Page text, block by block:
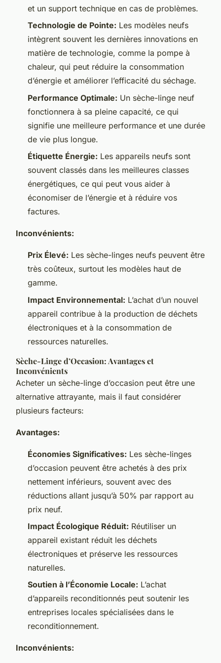
et un support technique en cas de problèmes.
Technologie de Pointe: Les modèles neufs
intègrent souvent les dernières innovations en
matière de technologie, comme la pompe à
chaleur, qui peut réduire la consommation
d’énergie et améliorer l’efficacité du séchage.
Performance Optimale: Un sèche-linge neuf
fonctionnera à sa pleine capacité, ce qui
signifie une meilleure performance et une durée
de vie plus longue.
Étiquette Énergie: Les appareils neufs sont
souvent classés dans les meilleures classes
énergétiques, ce qui peut vous aider à
économiser de l’énergie et à réduire vos
factures.
Inconvénients:
Prix Élevé: Les sèche-linges neufs peuvent être
très coûteux, surtout les modèles haut de
gamme.
Impact Environnemental: L’achat d’un nouvel
appareil contribue à la production de déchets
électroniques et à la consommation de
ressources naturelles.
Sèche-Linge d’Occasion: Avantages et
Inconvénients
Acheter un sèche-linge d’occasion peut être une
alternative attrayante, mais il faut considérer
plusieurs facteurs:
Avantages:
Économies Significatives: Les sèche-linges
d’occasion peuvent être achetés à des prix
nettement inférieurs, souvent avec des
réductions allant jusqu’à 50% par rapport au
prix neuf.
Impact Écologique Réduit: Réutiliser un
appareil existant réduit les déchets
électroniques et préserve les ressources
naturelles.
Soutien à l’Économie Locale: L’achat
d’appareils reconditionnés peut soutenir les
entreprises locales spécialisées dans le
reconditionnement.
Inconvénients: